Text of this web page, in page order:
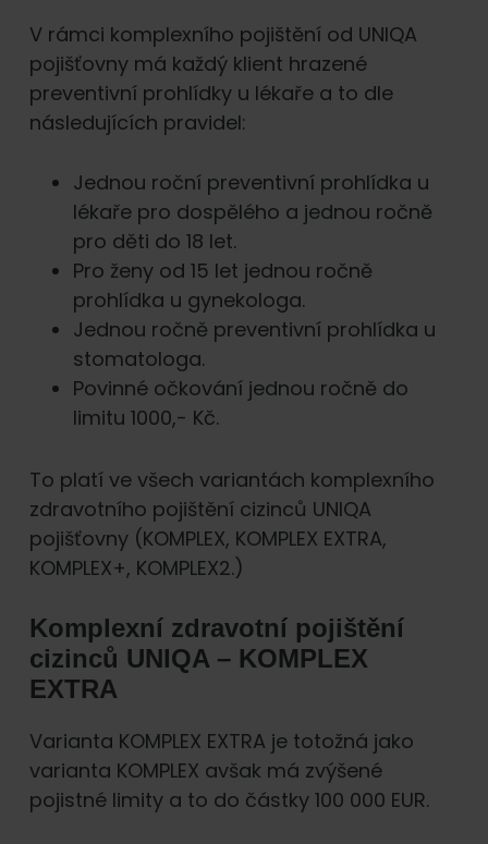
V rámci komplexního pojištění od UNIQA
pojišťovny má každý klient hrazené
preventivní prohlídky u lékaře a to dle
následujících pravidel:
Jednou roční preventivní prohlídka u
lékaře pro dospělého a jednou ročně
pro děti do 18 let.
Pro ženy od 15 let jednou ročně
prohlídka u gynekologa.
Jednou ročně preventivní prohlídka u
stomatologa.
Povinné očkování jednou ročně do
limitu 1000,- Kč.
To platí ve všech variantách komplexního
zdravotního pojištění cizinců UNIQA
pojišťovny (KOMPLEX, KOMPLEX EXTRA,
KOMPLEX+, KOMPLEX2.)
Komplexní zdravotní pojištění
cizinců UNIQA – KOMPLEX
EXTRA
Varianta KOMPLEX EXTRA je totožná jako
varianta KOMPLEX avšak má zvýšené
pojistné limity a to do částky 100 000 EUR.